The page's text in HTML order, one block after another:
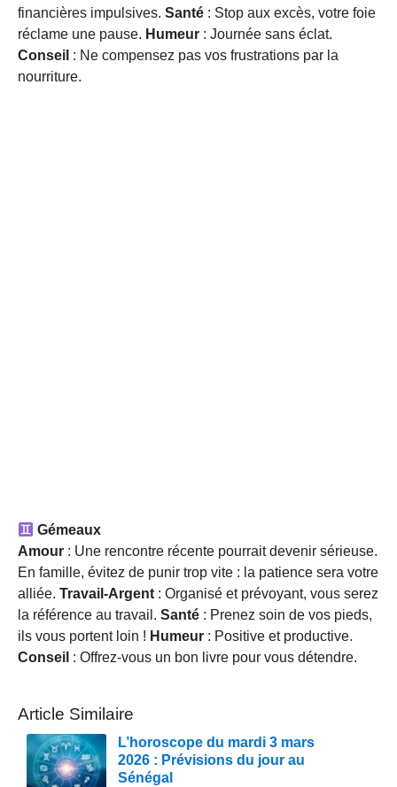
financières impulsives. Santé : Stop aux excès, votre foie
réclame une pause. Humeur : Journée sans éclat.
Conseil : Ne compensez pas vos frustrations par la
nourriture.
Gémeaux
Amour : Une rencontre récente pourrait devenir sérieuse.
En famille, évitez de punir trop vite : la patience sera votre
alliée. Travail-Argent : Organisé et prévoyant, vous serez
la référence au travail. Santé : Prenez soin de vos pieds,
ils vous portent loin ! Humeur : Positive et productive.
Conseil : Offrez-vous un bon livre pour vous détendre.
Article Similaire
L’horoscope du mardi 3 mars
2026 : Prévisions du jour au
Sénégal